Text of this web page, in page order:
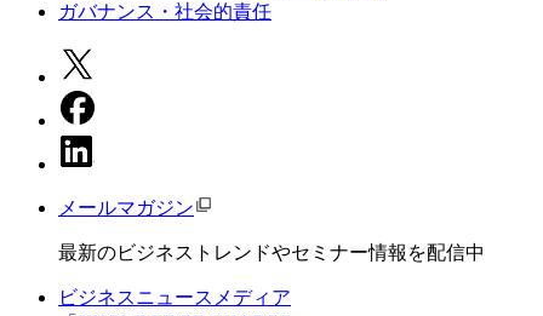
ガバナンス・社会的責任
メールマガジン
最新のビジネストレンドやセミナー情報を配信中
ビジネスニュースメディア